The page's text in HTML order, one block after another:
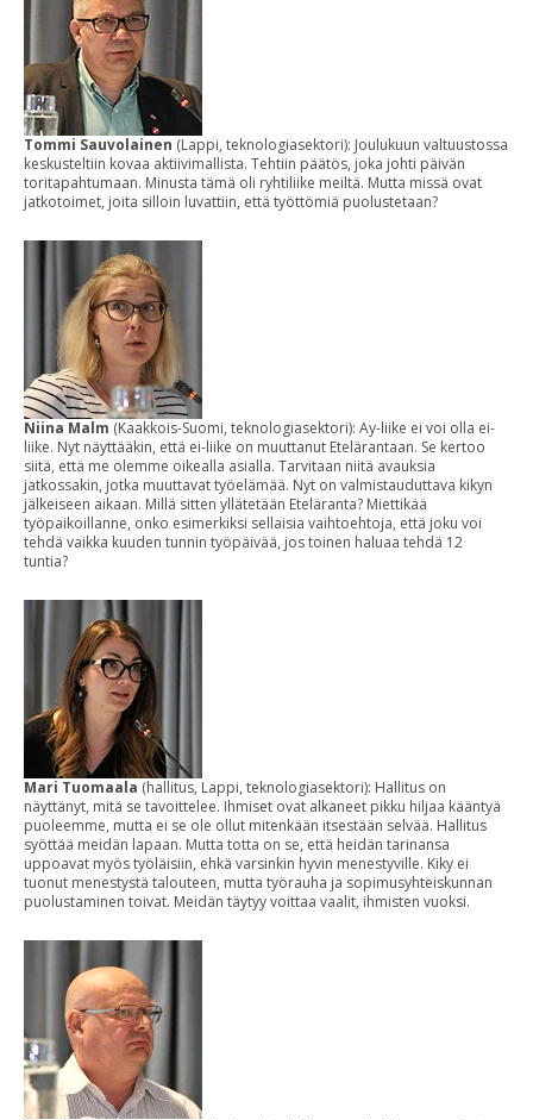
Tommi Sauvolainen (Lappi, teknologiasektori): Joulukuun valtuustossa
keskusteltiin kovaa aktiivimallista. Tehtiin päätös, joka johti päivän
toritapahtumaan. Minusta tämä oli ryhtiliike meiltä. Mutta missä ovat
jatkotoimet, joita silloin luvattiin, että työttömiä puolustetaan?
Niina Malm (Kaakkois-Suomi, teknologiasektori): Ay-liike ei voi olla ei-
liike. Nyt näyttääkin, että ei-liike on muuttanut Etelärantaan. Se kertoo
siitä, että me olemme oikealla asialla. Tarvitaan niitä avauksia
jatkossakin, jotka muuttavat työelämää. Nyt on valmistauduttava kikyn
jälkeiseen aikaan. Millä sitten yllätetään Eteläranta? Miettikää
työpaikoillanne, onko esimerkiksi sellaisia vaihtoehtoja, että joku voi
tehdä vaikka kuuden tunnin työpäivää, jos toinen haluaa tehdä 12
tuntia?
Mari Tuomaala (hallitus, Lappi, teknologiasektori): Hallitus on
näyttänyt, mitä se tavoittelee. Ihmiset ovat alkaneet pikku hiljaa kääntyä
puoleemme, mutta ei se ole ollut mitenkään itsestään selvää. Hallitus
syöttää meidän lapaan. Mutta totta on se, että heidän tarinansa
uppoavat myös työläisiin, ehkä varsinkin hyvin menestyville. Kiky ei
tuonut menestystä talouteen, mutta työrauha ja sopimusyhteiskunnan
puolustaminen toivat. Meidän täytyy voittaa vaalit, ihmisten vuoksi.